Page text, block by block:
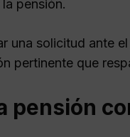
pensión.
una solicitud ante
pertinente que
pensión